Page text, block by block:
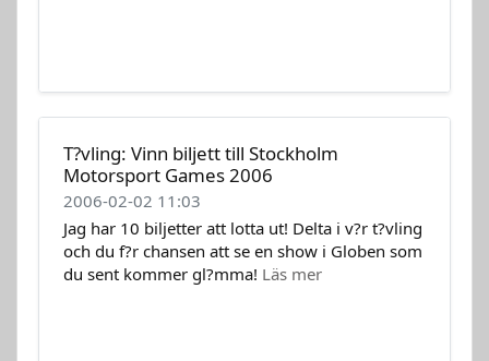
T?vling: Vinn biljett till Stockholm
Motorsport Games 2006
2006-02-02 11:03
Jag har 10 biljetter att lotta ut! Delta i v?r t?vling
och du f?r chansen att se en show i Globen som
du sent kommer gl?mma! Läs mer